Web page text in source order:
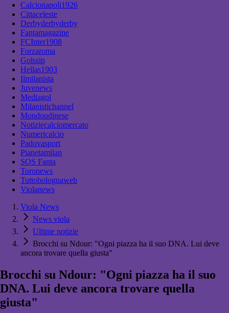
Calcionapoli1926
Cittaceleste
Derbyderbyderby
Fantamagazine
FCInter1908
Forzaroma
Golssip
Hellas1903
Ilmilanista
Juvenews
Mediagol
Milanistichannel
Mondoudinese
Notiziecalciomercato
Numericalcio
Padovasport
Pianetamilan
SOS Fanta
Toronews
Tuttobolognaweb
Violanews
Viola News
News viola
Ultime notizie
Brocchi su Ndour: "Ogni piazza ha il suo DNA. Lui deve
ancora trovare quella giusta"
Brocchi su Ndour: "Ogni piazza ha il suo
DNA. Lui deve ancora trovare quella
giusta"